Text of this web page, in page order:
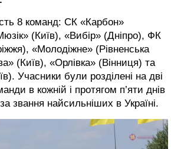
8 команд: СК «Карбон»
(Київ), «Вибір» (Дніпро), ФК
«Молодіжне» (Рівненська
(Київ), «Орлівка» (Вінниця) та
Учасники були розділені на дві
в кожній і протягом п’яти днів
звання найсильніших в Україні.